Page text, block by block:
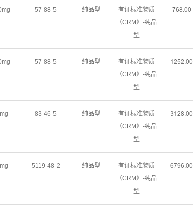
57-88-5 纯品型
有证标准物质
（CRM）-纯品
型
ƚƧȬŤřř
57-88-5 纯品型
有证标准物质
（CRM）-纯品
型
ǝſœſŤřř
83-46-5 纯品型
有证标准物质
（CRM）-纯品
型
ŁǝſȬŤřř
5119-48-2 纯品型
有证标准物质
（CRM）-纯品
型
ƧƚůƧŤřř